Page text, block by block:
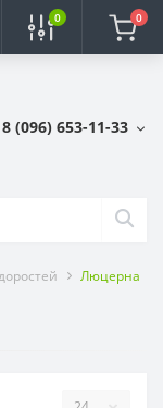
0 0
8 (096) 653-11-33
Люцерна